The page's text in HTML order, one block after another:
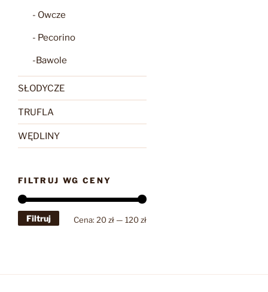
- Owcze
- Pecorino
-Bawole
SŁODYCZE
TRUFLA
WĘDLINY
FILTRUJ WG CENY
Cena
Cena
Filtruj Cena: 20 zł— 120 zł